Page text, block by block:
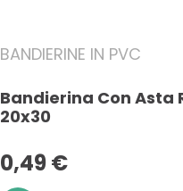
BANDIERINE IN PVC
Bandierina Con Asta
20x30
0,49 €